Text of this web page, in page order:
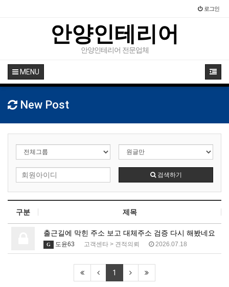
로그인
안양인테리어
안양인테리어 전문업체
MENU
New Post
검색하기
구분 제목
출근길에 막힌 주소 보고 대체주소 검증 다시 해봤네요
G 도윤63 고객센타 > 견적의뢰 2026.07.18
1